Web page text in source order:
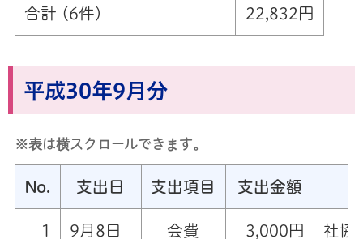
合計 (6件) 22,832円
平成30年9月分
※表は横スクロールできます。
No. 支出日 支出項目 支出金額
1 9月8日 会費 3,000円 社協